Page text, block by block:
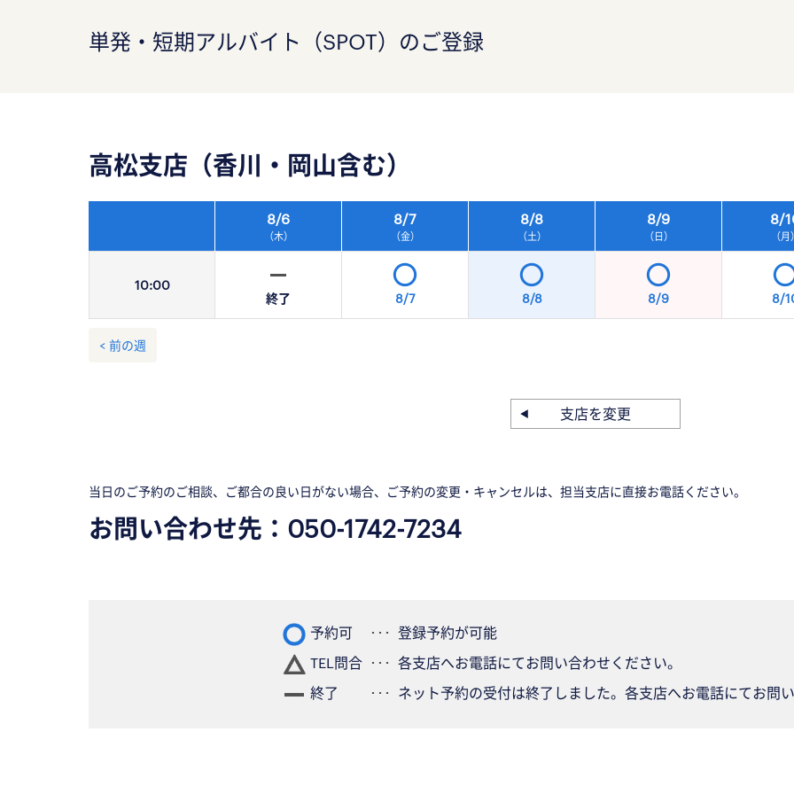
単発・短期アルバイト（SPOT）のご登録
高松支店（香川・岡山含む）
10:00
8/6
（木）
8/7
（金）
8/8
（土）
8/9
（日）
8/
（月）
終了 8/7 8/8 8/9 8/
< 前の週
支店を変更
当日のご予約のご相談、ご都合の良い日がない場合、ご予約の変更・キャンセルは、担当支店に直接お電話ください。
お問い合わせ先： 050-1742-7234
予約可
登録予約が可能
TEL問合
各支店へお電話にてお問い合わせください。
終了
ネット予約の受付は終了しました。各支店へお電話にてお問い